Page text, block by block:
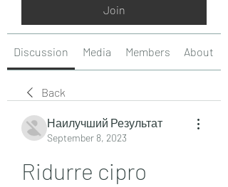
Join
Discussion Media Members About
Back
Наилучший Результат
September 8, 2023
Ridurre cipro